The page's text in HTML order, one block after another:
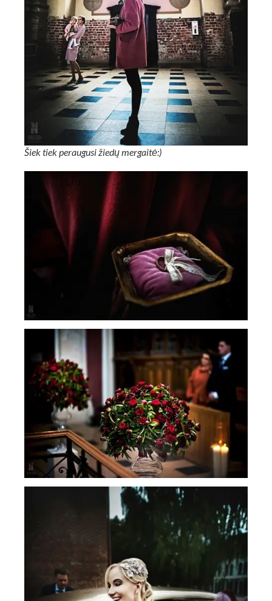
Šiek tiek peraugusi žiedų mergaitė:)